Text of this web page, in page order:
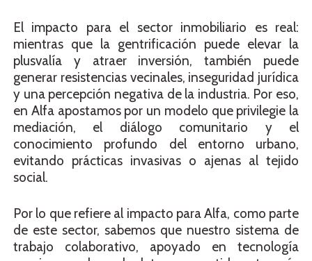
El impacto para el sector inmobiliario es real:
mientras que la gentrificación puede elevar la
plusvalía y atraer inversión, también puede
generar resistencias vecinales, inseguridad jurídica
y una percepción negativa de la industria. Por eso,
en Alfa apostamos por un modelo que privilegie la
mediación, el diálogo comunitario y el
conocimiento profundo del entorno urbano,
evitando prácticas invasivas o ajenas al tejido
social.
Por lo que refiere al impacto para Alfa, como parte
de este sector, sabemos que nuestro sistema de
trabajo colaborativo, apoyado en tecnología